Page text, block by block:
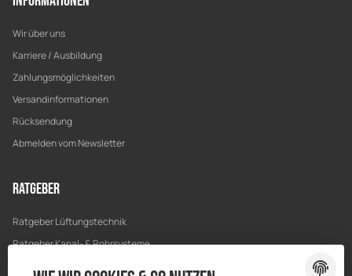
Wir über uns
Karriere / Ausbildung
Zahlungsmöglichkeiten
Versandinformationen
Rücksendung
Abmelden vom Newsletter
Ratgeber
Ratgeber Lüftungstechnik
Ratgeber Kanal- & Rohrsysteme